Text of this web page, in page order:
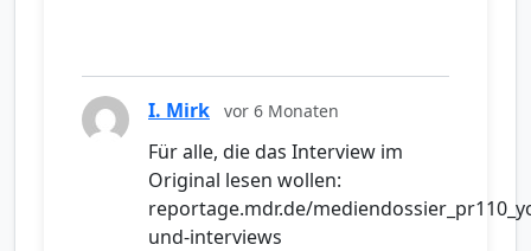
I. Mirk vor 6 Monaten
Für alle, die das Interview im
Original lesen wollen:
reportage.mdr.de/
und-interviews